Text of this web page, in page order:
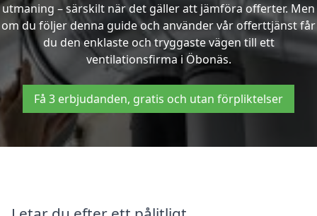
utmaning – särskilt när det gäller att jämföra offerter. Men
om du följer denna guide och använder vår offerttjänst får
du den enklaste och tryggaste vägen till ett
ventilationsfirma i Öbonäs.
Få 3 erbjudanden, gratis och utan förpliktelser